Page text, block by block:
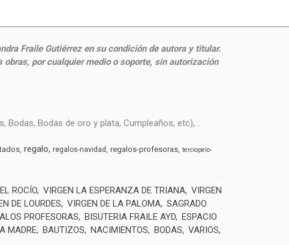
Fraile Gutiérrez en su condición de autora y titular.
por cualquier medio o soporte, sin autorización
Bodas de oro y plata, Cumpleaños, etc),...
regalo regalos-navidad regalos-profesoras terciopelo-
ROCÍO VIRGEN LA ESPERANZA DE TRIANA VIRGEN
DE LOURDES VIRGEN DE LA PALOMA SAGRADO
PROFESORAS BISUTERIA FRAILE AYD ESPACIO
MADRE BAUTIZOS NACIMIENTOS BODAS
VARIOS